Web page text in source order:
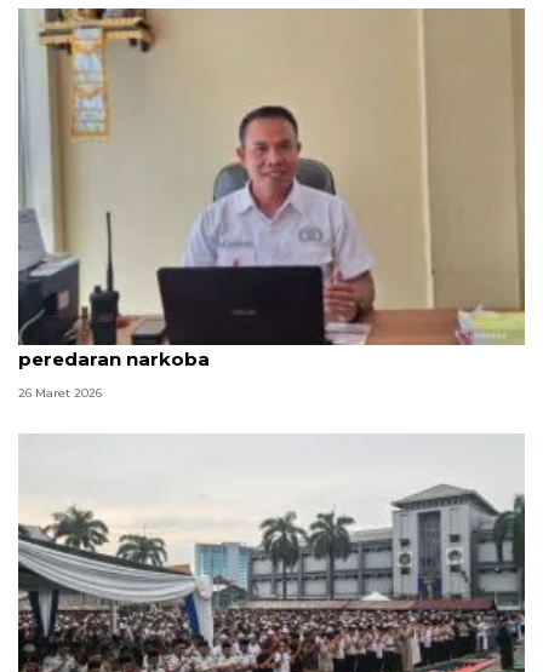
Polres Lotara tangani kasus ITE bule Prancis terkait
peredaran narkoba
26 Maret 2026